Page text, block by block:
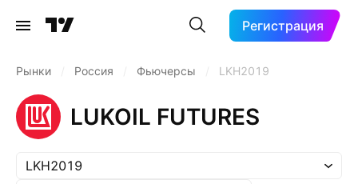
Регистрация
Рынки Россия Фьючерсы LKH2019
LUKOIL FUTURES
LKH2019